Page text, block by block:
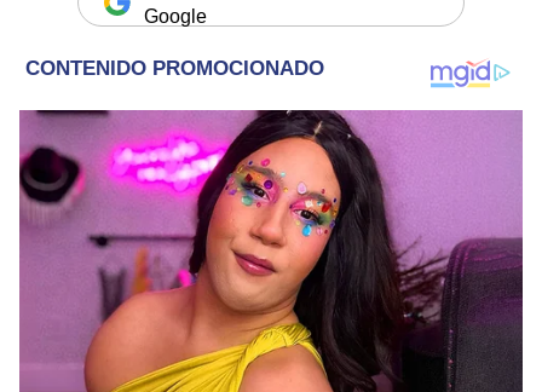
Google